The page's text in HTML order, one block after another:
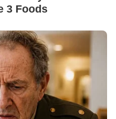
советчик! ‒
что говорит?
не помешает?
дело, но я
обрадуется,
него, а мне
мне. Ир, я